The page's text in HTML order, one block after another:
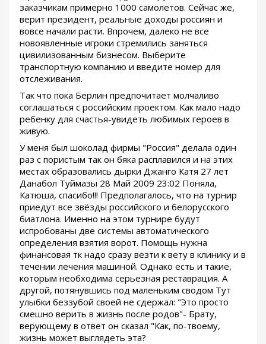
заказчикам примерно 1000 самолетов. Сейчас же,
верит президент, реальные доходы россиян и
вовсе начали расти. Впрочем, далеко не все
новоявленные игроки стремились заняться
цивилизованным бизнесом. Выберите
транспортную компанию и введите номер для
отслеживания.
Так что пока Берлин предпочитает молчаливо
соглашаться с российским проектом. Как мало надо
ребенку для счастья-увидеть любимых героев в
живую.
У меня был шоколад фирмы "Россия" делала один
раз с пористым так он бяка расплавился и на этих
местах образовались дырки Джанго Катя 27 лет
Данабол Туймазы 28 Май 2009 23:02 Поняла,
Катюша, спасибо!!! Предполагалось, что на турнир
приедут все звёзды российского и белорусского
биатлона. Именно на этом турнире будут
испробованы две системы автоматического
определения взятия ворот. Помощь нужна
финансовая тк надо сразу везти к вету в клинику и в
течении лечения машиной. Однако есть и такие,
которым необходима серьезная реставрация. А
другой, потянувшись под маленьким сводом Тут
улыбки беззубой своей не сдержал: "Это просто
смешно верить в жизнь после родов"- Брату,
верующему в ответ он сказал "Как, по-твоему,
жизнь может выглядеть эта?